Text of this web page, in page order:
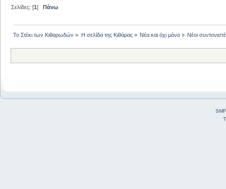
Σελίδες: [1]Πάνω
Το Στέκι των Κιθαρωδών » Η σελίδα της Κιθάρας» Νέα και όχι μόνο» Νέοι